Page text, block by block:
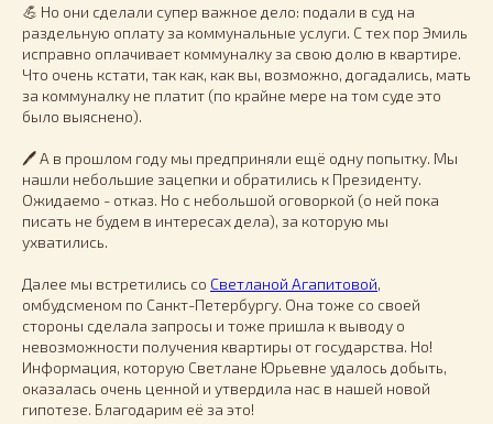
💪 Но они сделали супер важное дело: подали в суд на
раздельную оплату за коммунальные услуги. С тех пор Эмиль
исправно оплачивает коммуналку за свою долю в квартире.
Что очень кстати, так как, как вы, возможно, догадались, мать
за коммуналку не платит (по крайне мере на том суде это
было выяснено).
🖊️ А в прошлом году мы предприняли ещё одну попытку. Мы
нашли небольшие зацепки и обратились к Президенту.
Ожидаемо - отказ. Но с небольшой оговоркой (о ней пока
писать не будем в интересах дела), за которую мы
ухватились.
Далее мы встретились со Светланой Агапитовой,
омбудсменом по Санкт-Петербургу. Она тоже со своей
стороны сделала запросы и тоже пришла к выводу о
невозможности получения квартиры от государства. Но!
Информация, которую Светлане Юрьевне удалось добыть,
оказалась очень ценной и утвердила нас в нашей новой
гипотезе. Благодарим её за это!